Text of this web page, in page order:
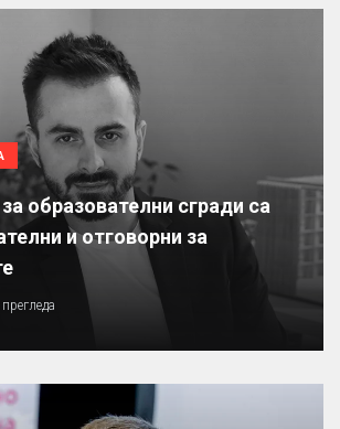
образователни сгради са
и отговорни за